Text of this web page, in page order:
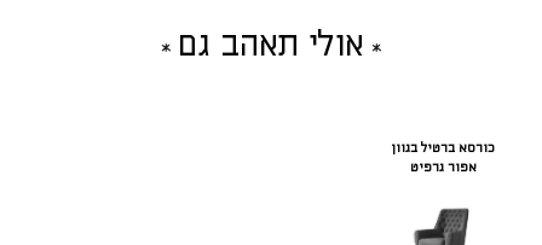
אולי תאהב גם
כורסא ברטיל בגוון
אפור גרפיט